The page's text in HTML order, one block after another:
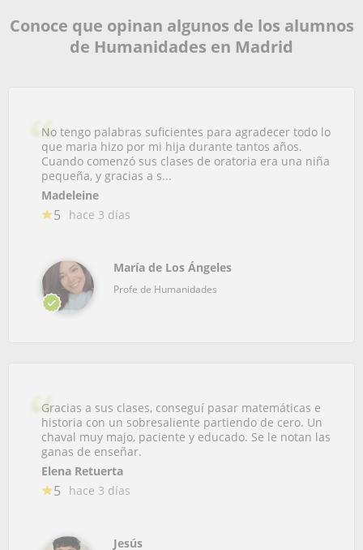
Conoce que opinan algunos de los alumnos
de Humanidades en Madrid
No tengo palabras suficientes para agradecer todo lo
que maria hizo por mi hija durante tantos años.
Cuando comenzó sus clases de oratoria era una niña
pequeña, y gracias a s...
Madeleine
5 hace 3 días
María de Los Ángeles
Profe de Humanidades
Gracias a sus clases, conseguí pasar matemáticas e
historia con un sobresaliente partiendo de cero. Un
chaval muy majo, paciente y educado. Se le notan las
ganas de enseñar.
Elena Retuerta
5 hace 3 días
Jesús